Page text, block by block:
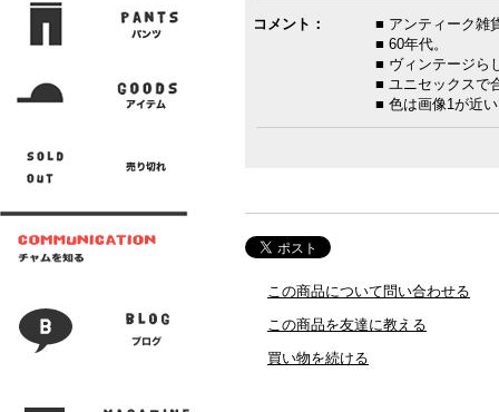
コメント：
■ アンティーク雑
■ 60年代。
■ ヴィンテージら
■ ユニセックスで
■ 色は画像1が近
この商品について問い合わせる
この商品を友達に教える
買い物を続ける